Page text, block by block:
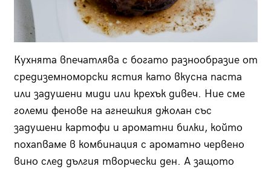
Кухнята впечатлява с богато разнообразие от
средиземноморски ястия като вкусна паста
или задушени миди или крехък дивеч. Ние сме
големи фенове на агнешкия джолан със
задушени картофи и ароматни билки, който
похапваме в комбинация с ароматно червено
вино след дългия творчески ден. А защото